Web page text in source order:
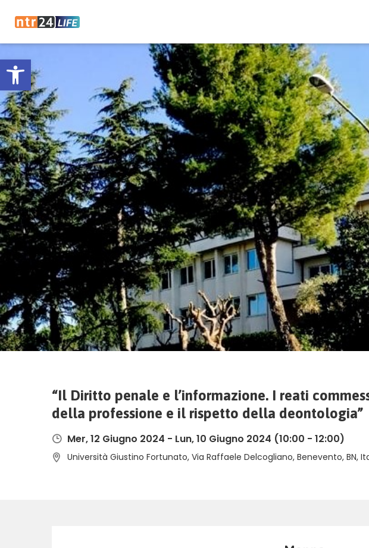
Open toolbar
“Il Diritto penale e l’informazione. I reati
della professione e il rispetto della deontologia”
Mer, 12 Giugno 2024 - Lun, 10 Giugno 2024 (10:00 - 12:00)
Università Giustino Fortunato, Via Raffaele Delcogliano, Benevento, BN,